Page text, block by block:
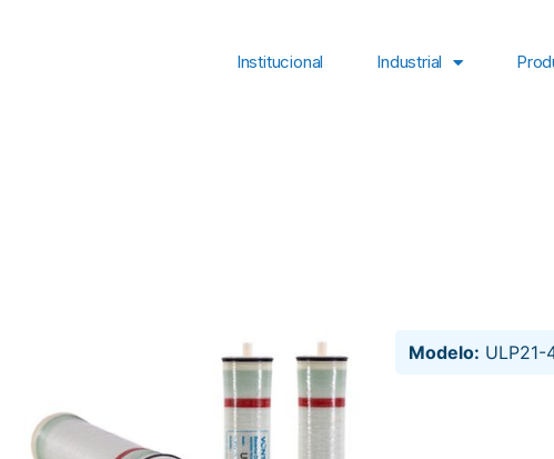
Institucional Industrial
Modelo: ULP21-